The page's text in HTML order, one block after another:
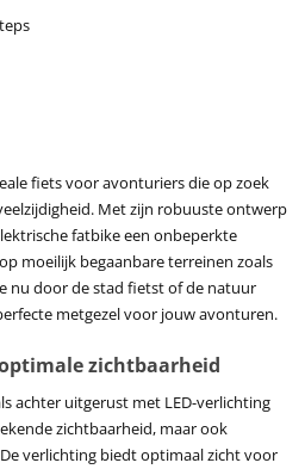
fiets voor avonturiers die op zoek
Met zijn robuuste ontwerp
fatbike een onbeperkte
moeilijk begaanbare terreinen zoals
nu door de stad fietst of de natuur
metgezel voor jouw avonturen.
zichtbaarheid
achter uitgerust met LED-verlichting
zichtbaarheid, maar ook
verlichting biedt optimaal zicht voor